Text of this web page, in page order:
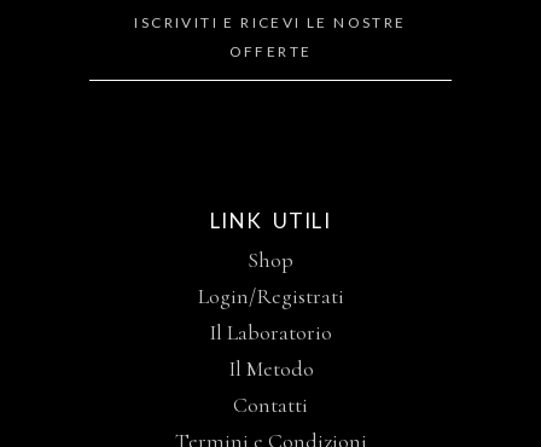
ISCRIVITI E RICEVI LE NOSTRE
OFFERTE
LINK UTILI
Shop
Login/Registrati
Il Laboratorio
Il Metodo
Contatti
Termini e Condizioni